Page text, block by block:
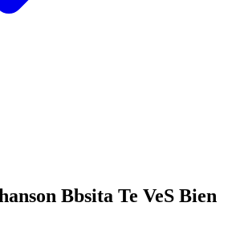
Bbsita Te VeS Bien